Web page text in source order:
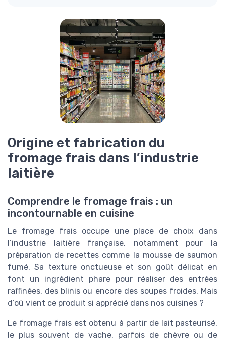
Origine et fabrication du
fromage frais dans l’industrie
laitière
Comprendre le fromage frais : un
incontournable en cuisine
Le fromage frais occupe une place de choix dans
l’industrie laitière française, notamment pour la
préparation de recettes comme la mousse de saumon
fumé. Sa texture onctueuse et son goût délicat en
font un ingrédient phare pour réaliser des entrées
raffinées, des blinis ou encore des soupes froides. Mais
d’où vient ce produit si apprécié dans nos cuisines ?
Le fromage frais est obtenu à partir de lait pasteurisé,
le plus souvent de vache, parfois de chèvre ou de